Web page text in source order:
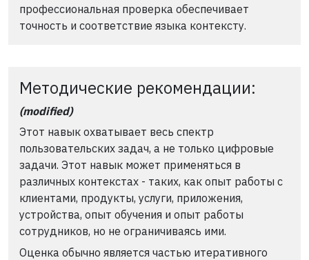
профессиональная проверка обеспечивает
точность и соответствие языка контексту.
Методические рекомендации:
(modified)
Этот навык охватывает весь спектр
пользовательских задач, а не только цифровые
задачи. Этот навык может применяться в
различных контекстах - таких, как опыт работы с
клиентами, продукты, услуги, приложения,
устройства, опыт обучения и опыт работы
сотрудников, но не ограничиваясь ими.
Оценка обычно является частью итеративного